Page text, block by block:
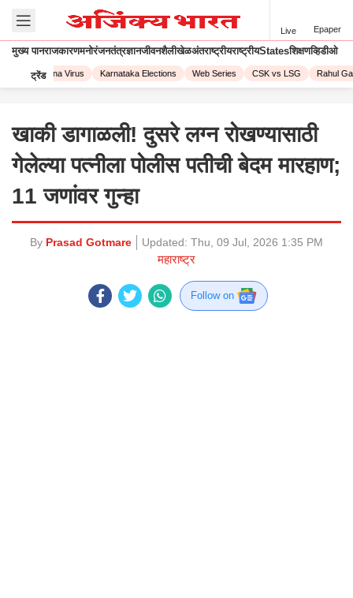
Live Epaper
मुख्य पानराजकारणमनोरंजनतंत्रज्ञानजीवनशैलीखेळअंतराष्ट्रीयराष्ट्रीयStatesशिक्षणव्हिडीओ
ट्रेंड
Corona Virus Karnataka Elections Web Series CSK vs LSG Rahul
खाकी डागाळली! दुसरे लग्न रोखण्यासाठी
गेलेल्या पत्नीला पोलीस पतीची बेदम मारहाण;
11 जणांवर गुन्हा
By Prasad Gotmare Updated: Thu, 09 Jul, 2026 1:35 PM
महाराष्ट्र
Follow on